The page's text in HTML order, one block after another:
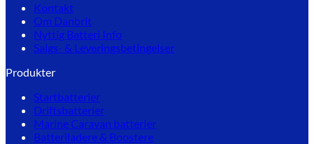
Kontakt
Om Danbrit
Nyttig Batteri Info
Salgs- & Leveringsbetingelser
Produkter
Startbatterier
Driftsbatterier
Marine Caravan batterier
Batteriladere & Boostere